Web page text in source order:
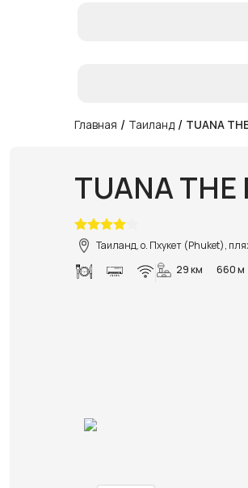
Главная / Таиланд / TUANA
TUANA THE
Таиланд, о. Пхукет (Phuket),
29 км
660 м